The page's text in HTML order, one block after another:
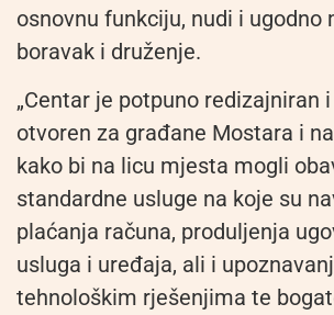
osnovnu funkciju, nudi i ugodno
boravak i druženje.
„Centar je potpuno redizajniran
otvoren za građane Mostara i
kako bi na licu mjesta mogli
standardne usluge na koje su
plaćanja računa, produljenja
usluga i uređaja, ali i
tehnološkim rješenjima te